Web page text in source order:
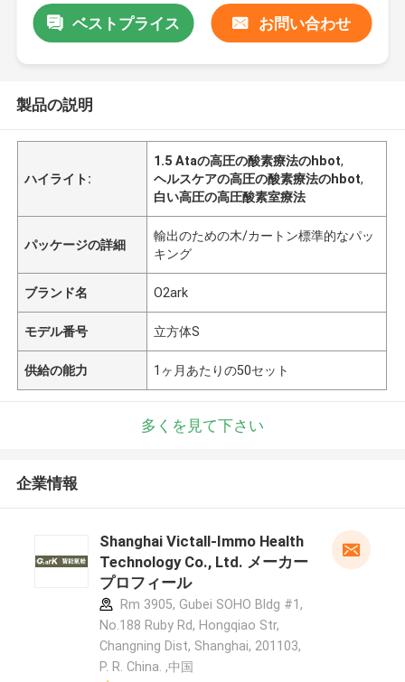
ベストプライス お問い合わせ
製品の説明
ハイライト:
1.5 Ataの高圧の酸素療法のhbot,
ヘルスケアの高圧の酸素療法のhbot,
白い高圧の高圧酸素室療法
パッケージの詳細
輸出のための木/カートン標準的なパッ
キング
ブランド名 O2ark
モデル番号 立方体S
供給の能力 1ヶ月あたりの50セット
多くを見て下さい
企業情報
Shanghai Victall-Immo Health
Technology Co., Ltd. メーカー
プロフィール
Rm 3905, Gubei SOHO Bldg #1,
No.188 Ruby Rd, Hongqiao Str,
Changning Dist, Shanghai, 201103,
P. R. China. ,中国